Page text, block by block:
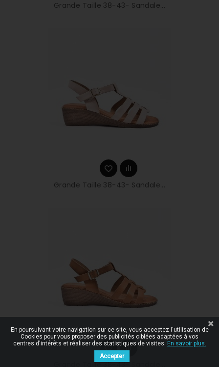
Grande Taille 38-43- Sandale...
Grande Taille 38-43- Sandale...
Grande Taille 38-43- Sandale...
En poursuivant votre navigation sur ce site, vous acceptez l'utilisation de
Cookies pour vous proposer des publicités ciblées adaptées à vos
centres d'intérêts et réaliser des statistiques de visites. En savoir plus.
Accepter